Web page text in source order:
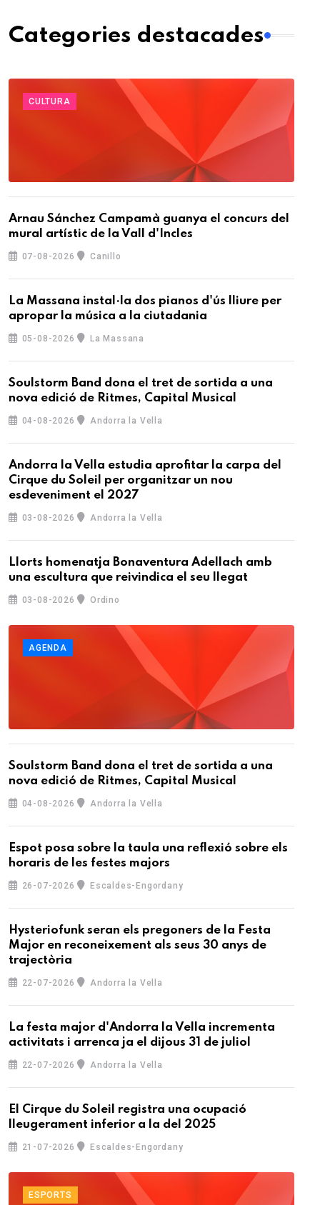
Categories destacades
CULTURA
Arnau Sánchez Campamà guanya el concurs del
mural artístic de la Vall d'Incles
07-08-2026 Canillo
La Massana instal·la dos pianos d'ús lliure per
apropar la música a la ciutadania
05-08-2026 La Massana
Soulstorm Band dona el tret de sortida a una
nova edició de Ritmes, Capital Musical
04-08-2026 Andorra la Vella
Andorra la Vella estudia aprofitar la carpa del
Cirque du Soleil per organitzar un nou
esdeveniment el 2027
03-08-2026 Andorra la Vella
Llorts homenatja Bonaventura Adellach amb
una escultura que reivindica el seu llegat
03-08-2026 Ordino
AGENDA
Soulstorm Band dona el tret de sortida a una
nova edició de Ritmes, Capital Musical
04-08-2026 Andorra la Vella
Espot posa sobre la taula una reflexió sobre els
horaris de les festes majors
26-07-2026 Escaldes-Engordany
Hysteriofunk seran els pregoners de la Festa
Major en reconeixement als seus 30 anys de
trajectòria
22-07-2026 Andorra la Vella
La festa major d'Andorra la Vella incrementa
activitats i arrenca ja el dijous 31 de juliol
22-07-2026 Andorra la Vella
El Cirque du Soleil registra una ocupació
lleugerament inferior a la del 2025
21-07-2026 Escaldes-Engordany
ESPORTS